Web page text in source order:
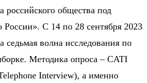
российского общества под
России». С 14 по 28 сентября 2023
седьмая волна исследования по
Методика опроса – CATI
Interview), а именно